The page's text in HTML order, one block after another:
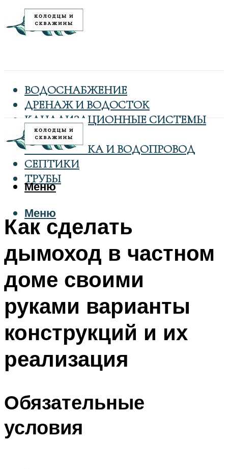
ВОДОСНАБЖЕНИЕ
ДРЕНАЖ И ВОДОСТОК
КАНАЛИЗАЦИОННЫЕ СИСТЕМЫ
КОЛОДЦЫ
САНТЕХНИКА И ВОДОПРОВОД
СЕПТИКИ
ТРУБЫ
Меню
Меню
Как сделать
дымоход в частном
доме своими
руками варианты
конструкций и их
реализация
Обязательные
условия